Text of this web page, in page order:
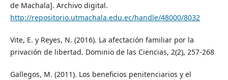
de Machala]. Archivo digital.
http://repositorio.utmachala.edu.ec/handle/48000/8032
Vite, E. y Reyes, N. (2016). La afectación familiar por la
privación de libertad. Dominio de las Ciencias, 2(2), 257-268
Gallegos, M. (2011). Los beneficios penitenciarios y el